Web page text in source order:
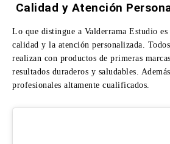
Calidad y Atención
Lo que distingue a Valderrama Estudio
calidad y la atención personalizada.
realizan con productos de primeras
resultados duraderos y saludables.
profesionales altamente cualificados.